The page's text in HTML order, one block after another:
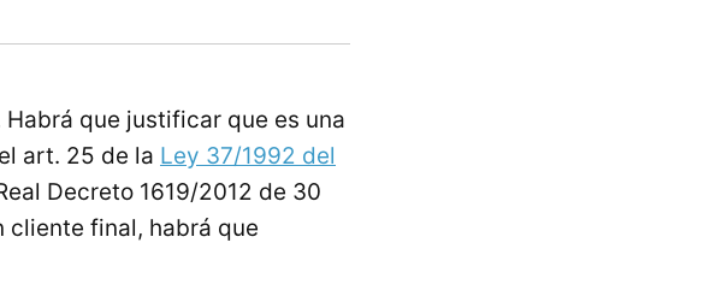
que justificar que es una
art. 25 de la Ley 37/1992 del
Decreto 1619/2012 de 30
cliente final, habrá que